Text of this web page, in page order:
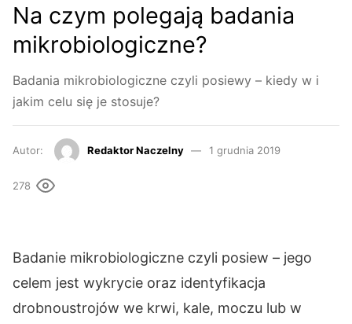
Na czym polegają badania
mikrobiologiczne?
Badania mikrobiologiczne czyli posiewy – kiedy w i
jakim celu się je stosuje?
Autor: Redaktor Naczelny 1 grudnia 2019
278
Badanie mikrobiologiczne czyli posiew – jego
celem jest wykrycie oraz identyfikacja
drobnoustrojów we krwi, kale, moczu lub w